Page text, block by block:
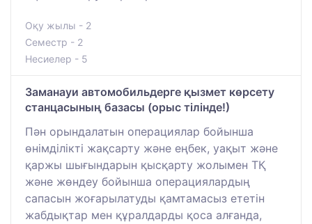
Оқу жылы - 2
Семестр - 2
Несиелер - 5
Заманауи автомобильдерге қызмет көрсету
станцасының базасы (орыс тілінде!)
Пән орындалатын операциялар бойынша
өнімділікті жақсарту және еңбек, уақыт және
қаржы шығындарын қысқарту жолымен ТҚ
және жөндеу бойынша операциялардың
сапасын жоғарылатуды қамтамасыз ететін
жабдықтар мен құралдарды қоса алғанда,